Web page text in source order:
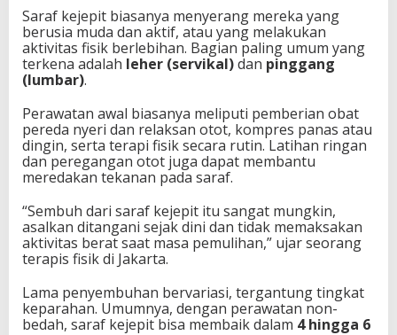
Saraf kejepit biasanya menyerang mereka yang
berusia muda dan aktif, atau yang melakukan
aktivitas fisik berlebihan. Bagian paling umum yang
terkena adalah leher (servikal)dan pinggang
(lumbar).
Perawatan awal biasanya meliputi pemberian obat
pereda nyeri dan relaksan otot, kompres panas atau
dingin, serta terapi fisik secara rutin. Latihan ringan
dan peregangan otot juga dapat membantu
meredakan tekanan pada saraf.
“Sembuh dari saraf kejepit itu sangat mungkin,
asalkan ditangani sejak dini dan tidak memaksakan
aktivitas berat saat masa pemulihan,” ujar seorang
terapis fisik di Jakarta.
Lama penyembuhan bervariasi, tergantung tingkat
keparahan. Umumnya, dengan perawatan non-
bedah, saraf kejepit bisa membaik dalam 4 hingga 6